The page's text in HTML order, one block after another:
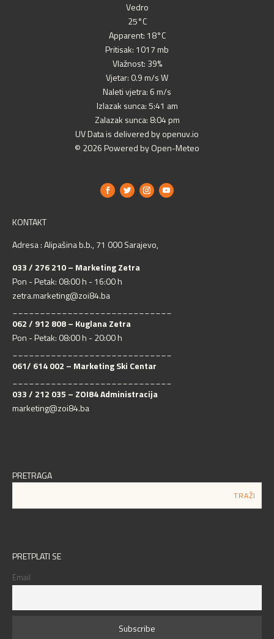
Vedro
25°C
Apparent: 18°C
Pritisak: 1017 mb
Vlažnost: 39%
Vjetar: 0.9 m/s W
Naleti vjetra: 6 m/s
Izlazak sunca: 5:41 am
Zalazak sunca: 8:04 pm
UV Data is delivered by openuv.io
© 2026 Powered by Open-Meteo
KONTAKT
Adresa : Alipašina b.b., 71 000 Sarajevo,
033 / 276 210 – Marketing Zetra
Pon - Petak: 08:00 h - 16:00 h
zetra.marketing@zoi84.ba
062 / 912 808 – Kuglana Zetra
Pon - Petak: 08:00 h - 20:00 h
061/ 614 002 – Marketing Ski Centar
033 / 212 035 – ZOI84 Administracija
marketing@zoi84.ba
PRETRAGA
PRETPLATI SE
Email